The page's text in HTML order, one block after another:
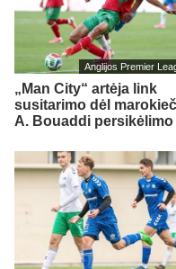
Anglijos Premier
„Man City“ artėja link
susitarimo dėl
A. Bouaddi persikėlimo